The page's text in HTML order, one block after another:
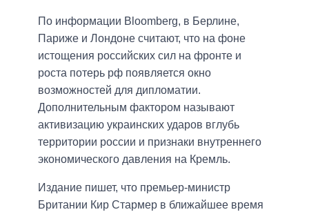
По информации Bloomberg, в Берлине,
Париже и Лондоне считают, что на фоне
истощения российских сил на фронте и
роста потерь рф появляется окно
возможностей для дипломатии.
Дополнительным фактором называют
активизацию украинских ударов вглубь
территории россии и признаки внутреннего
экономического давления на Кремль.
Издание пишет, что премьер-министр
Британии Кир Стармер в ближайшее время